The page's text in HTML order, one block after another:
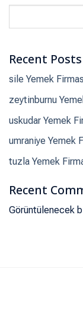
Recent Posts
sile Yemek
zeytinburnu
uskudar Yemek
umraniye Yemek
tuzla Yemek
Recent
Görüntülenecek